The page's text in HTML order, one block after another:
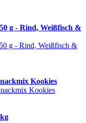
g - Rind, Weißfisch &
Kookies